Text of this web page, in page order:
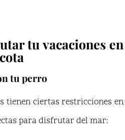
tu vacaciones en
tu perro
tienen ciertas restricciones en
para disfrutar del mar: